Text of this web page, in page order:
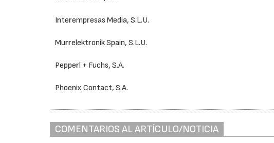
Interempresas Media, S.L.U.
Murrelektronik Spain, S.L.U.
Pepperl + Fuchs, S.A.
Phoenix Contact, S.A.
COMENTARIOS AL ARTÍCULO/NOTICIA